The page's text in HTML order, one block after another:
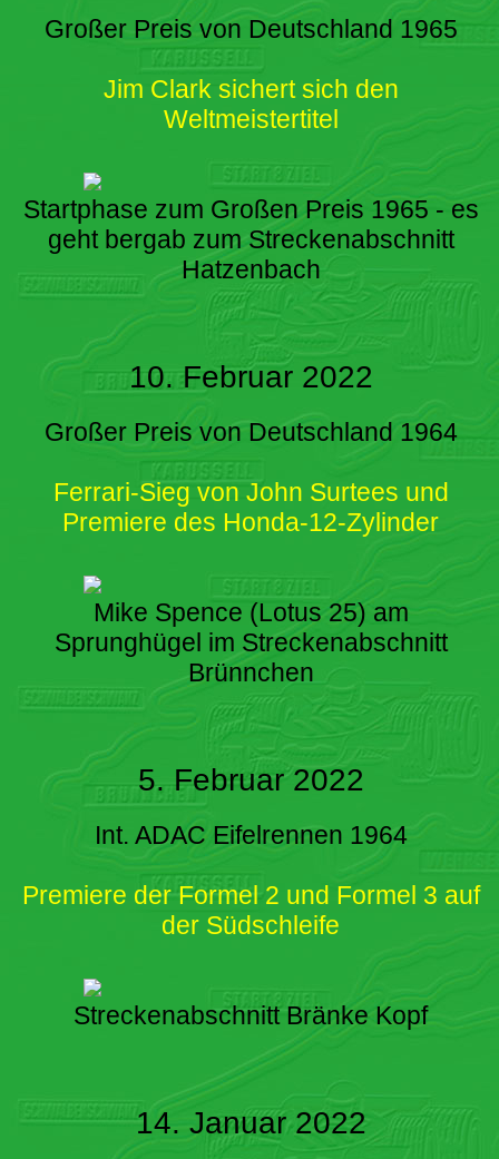
Großer Preis von Deutschland 1965
Jim Clark sichert sich den
Weltmeistertitel
Startphase zum Großen Preis 1965 - es
geht bergab zum Streckenabschnitt
Hatzenbach
10. Februar 2022
Großer Preis von Deutschland 1964
Ferrari-Sieg von John Surtees und
Premiere des Honda-12-Zylinder
Mike Spence (Lotus 25) am
Sprunghügel im Streckenabschnitt
Brünnchen
5. Februar 2022
Int. ADAC Eifelrennen 1964
Premiere der Formel 2 und Formel 3 auf
der Südschleife
Streckenabschnitt Bränke Kopf
14. Januar 2022